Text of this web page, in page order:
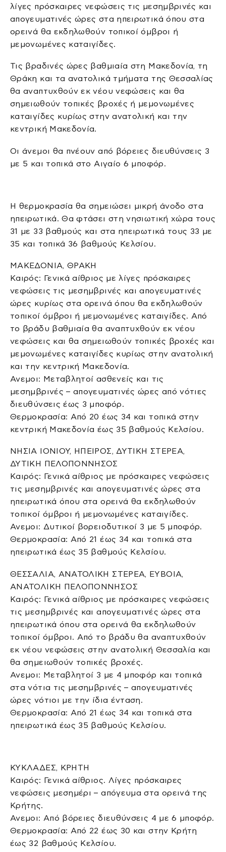
λίγες πρόσκαιρες νεφώσεις τις μεσημβρινές και
απογευματινές ώρες στα ηπειρωτικά όπου στα
ορεινά θα εκδηλωθούν τοπικοί όμβροι ή
μεμονωμένες καταιγίδες.
Τις βραδινές ώρες βαθμιαία στη Μακεδονία, τη
Θράκη και τα ανατολικά τμήματα της Θεσσαλίας
θα αναπτυχθούν εκ νέου νεφώσεις και θα
σημειωθούν τοπικές βροχές ή μεμονωμένες
καταιγίδες κυρίως στην ανατολική και την
κεντρική Μακεδονία.
Οι άνεμοι θα πνέουν από βόρειες διευθύνσεις 3
με 5 και τοπικά στο Αιγαίο 6 μποφόρ.
Η θερμοκρασία θα σημειώσει μικρή άνοδο στα
ηπειρωτικά. Θα φτάσει στη νησιωτική χώρα τους
31 με 33 βαθμούς και στα ηπειρωτικά τους 33 με
35 και τοπικά 36 βαθμούς Κελσίου.
ΜΑΚΕΔΟΝΙΑ, ΘΡΑΚΗ
Καιρός: Γενικά αίθριος με λίγες πρόσκαιρες
νεφώσεις τις μεσημβρινές και απογευματινές
ώρες κυρίως στα ορεινά όπου θα εκδηλωθούν
τοπικοί όμβροι ή μεμονωμένες καταιγίδες. Από
το βράδυ βαθμιαία θα αναπτυχθούν εκ νέου
νεφώσεις και θα σημειωθούν τοπικές βροχές και
μεμονωμένες καταιγίδες κυρίως στην ανατολική
και την κεντρική Μακεδονία.
Ανεμοι: Μεταβλητοί ασθενείς και τις
μεσημβρινές – απογευματινές ώρες από νότιες
διευθύνσεις έως 3 μποφόρ.
Θερμοκρασία: Από 20 έως 34 και τοπικά στην
κεντρική Μακεδονία έως 35 βαθμούς Κελσίου.
ΝΗΣΙΑ ΙΟΝΙΟΥ, ΗΠΕΙΡΟΣ, ΔΥΤΙΚΗ ΣΤΕΡΕΑ,
ΔΥΤΙΚΗ ΠΕΛΟΠΟΝΝΗΣΟΣ
Καιρός: Γενικά αίθριος με πρόσκαιρες νεφώσεις
τις μεσημβρινές και απογευματινές ώρες στα
ηπειρωτικά όπου στα ορεινά θα εκδηλωθούν
τοπικοί όμβροι ή μεμονωμένες καταιγίδες.
Ανεμοι: Δυτικοί βορειοδυτικοί 3 με 5 μποφόρ.
Θερμοκρασία: Από 21 έως 34 και τοπικά στα
ηπειρωτικά έως 35 βαθμούς Κελσίου.
ΘΕΣΣΑΛΙΑ, ΑΝΑΤΟΛΙΚΗ ΣΤΕΡΕΑ, ΕΥΒΟΙΑ,
ΑΝΑΤΟΛΙΚΗ ΠΕΛΟΠΟΝΝΗΣΟΣ
Καιρός: Γενικά αίθριος με πρόσκαιρες νεφώσεις
τις μεσημβρινές και απογευματινές ώρες στα
ηπειρωτικά όπου στα ορεινά θα εκδηλωθούν
τοπικοί όμβροι. Από το βράδυ θα αναπτυχθούν
εκ νέου νεφώσεις στην ανατολική Θεσσαλία και
θα σημειωθούν τοπικές βροχές.
Ανεμοι: Μεταβλητοί 3 με 4 μποφόρ και τοπικά
στα νότια τις μεσημβρινές – απογευματινές
ώρες νότιοι με την ίδια ένταση.
Θερμοκρασία: Από 21 έως 34 και τοπικά στα
ηπειρωτικά έως 35 βαθμούς Κελσίου.
ΚΥΚΛΑΔΕΣ, ΚΡΗΤΗ
Καιρός: Γενικά αίθριος. Λίγες πρόσκαιρες
νεφώσεις μεσημέρι – απόγευμα στα ορεινά της
Κρήτης.
Ανεμοι: Από βόρειες διευθύνσεις 4 με 6 μποφόρ.
Θερμοκρασία: Από 22 έως 30 και στην Κρήτη
έως 32 βαθμούς Κελσίου.